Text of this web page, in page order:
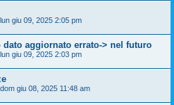
lun giu 09, 2025 2:05 pm
dato aggiornato errato-> nel futuro
lun giu 09, 2025 2:03 pm
dom giu 08, 2025 11:48 am